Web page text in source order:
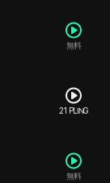
無料
21 PLING
無料